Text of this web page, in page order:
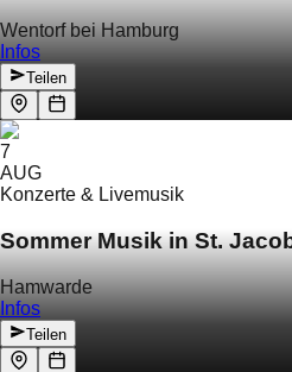
Wentorf bei Hamburg
Infos
Teilen
7
AUG
Konzerte & Livemusik
Sommer Musik in St.
Hamwarde
Infos
Teilen